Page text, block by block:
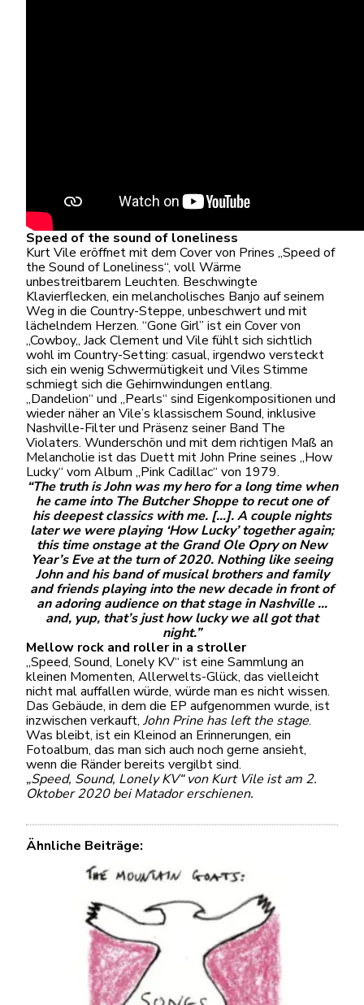
Speed of the sound of loneliness
Kurt Vile eröffnet mit dem Cover von Prines „Speed of
the Sound of Loneliness“, voll Wärme
unbestreitbarem Leuchten. Beschwingte
Klavierflecken, ein melancholisches Banjo auf seinem
Weg in die Country-Steppe, unbeschwert und mit
lächelndem Herzen. “Gone Girl” ist ein Cover von
„Cowboy„ Jack Clement und Vile fühlt sich sichtlich
wohl im Country-Setting: casual, irgendwo versteckt
sich ein wenig Schwermütigkeit und Viles Stimme
schmiegt sich die Gehirnwindungen entlang.
„Dandelion“ und „Pearls“ sind Eigenkompositionen und
wieder näher an Vile’s klassischem Sound, inklusive
Nashville-Filter und Präsenz seiner Band The
Violaters. Wunderschön und mit dem richtigen Maß an
Melancholie ist das Duett mit John Prine seines „How
Lucky“ vom Album „Pink Cadillac“ von 1979.
“The truth is John was my hero for a long time when
he came into The Butcher Shoppe to recut one of
his deepest classics with me. […]. A couple nights
later we were playing ‘How Lucky’ together again;
this time onstage at the Grand Ole Opry on New
Year’s Eve at the turn of 2020. Nothing like seeing
John and his band of musical brothers and family
and friends playing into the new decade in front of
an adoring audience on that stage in Nashville …
and, yup, that’s just how lucky we all got that
night.”
Mellow rock and roller in a stroller
„Speed, Sound, Lonely KV“ ist eine Sammlung an
kleinen Momenten, Allerwelts-Glück, das vielleicht
nicht mal auffallen würde, würde man es nicht wissen.
Das Gebäude, in dem die EP aufgenommen wurde, ist
inzwischen verkauft, John Prine has left the stage.
Was bleibt, ist ein Kleinod an Erinnerungen, ein
Fotoalbum, das man sich auch noch gerne ansieht,
wenn die Ränder bereits vergilbt sind.
„Speed, Sound, Lonely KV“ von Kurt Vile ist am 2.
Oktober 2020 bei Matador erschienen.
Ähnliche Beiträge: